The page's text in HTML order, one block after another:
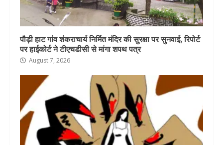
पौड़ी हाट गांव शंकराचार्य निर्मित मंदिर की सुरक्षा पर सुनवाई, रिपोर्ट
पर हाईकोर्ट ने टीएचडीसी से मांगा शपथ पत्र
August 7, 2026